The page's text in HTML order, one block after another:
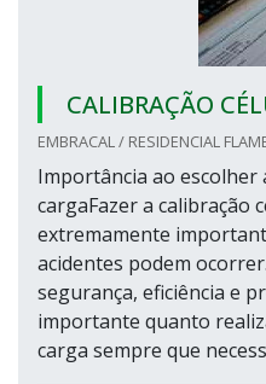
CALIBRAÇÃO
EMBRACAL / RESIDENCIAL
Importância ao escolher
cargaFazer a calibração
extremamente
acidentes podem
segurança, eficiência e
importante quanto
carga sempre que